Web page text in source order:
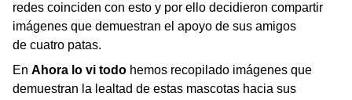
redes coinciden con esto y por ello decidieron compartir
imágenes que demuestran el apoyo de sus amigos
de cuatro patas.
En Ahora lo vi todo hemos recopilado imágenes que
demuestran la lealtad de estas mascotas hacia sus